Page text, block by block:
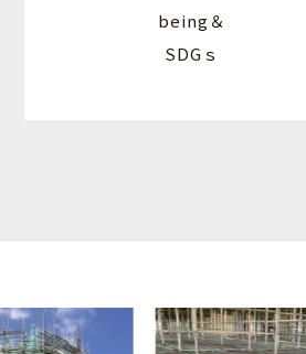
being＆
SDGｓ